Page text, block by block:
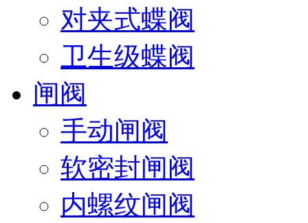
对夹式蝶阀
卫生级蝶阀
闸阀
手动闸阀
软密封闸阀
内螺纹闸阀